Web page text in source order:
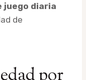
juego diaria
de